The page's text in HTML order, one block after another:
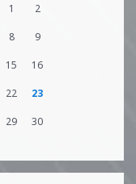
1 2
8 9
15 16
22 23
29 30